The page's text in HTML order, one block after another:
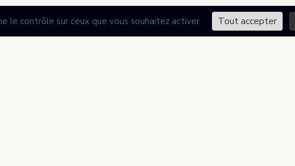
le contrôle sur ceux que vous souhaitez activer Tout accepter